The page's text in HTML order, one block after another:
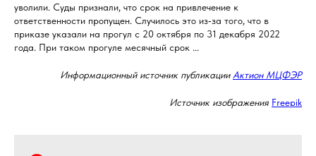
уволили. Суды признали, что срок на привлечение к
ответственности пропущен. Случилось это из‑за того, что в
приказе указали на прогул с 20 октября по 31 декабря 2022
года. При таком прогуле месячный срок ...
Информационный источник публикации Актион МЦФЭР
Источник изображения Freepik